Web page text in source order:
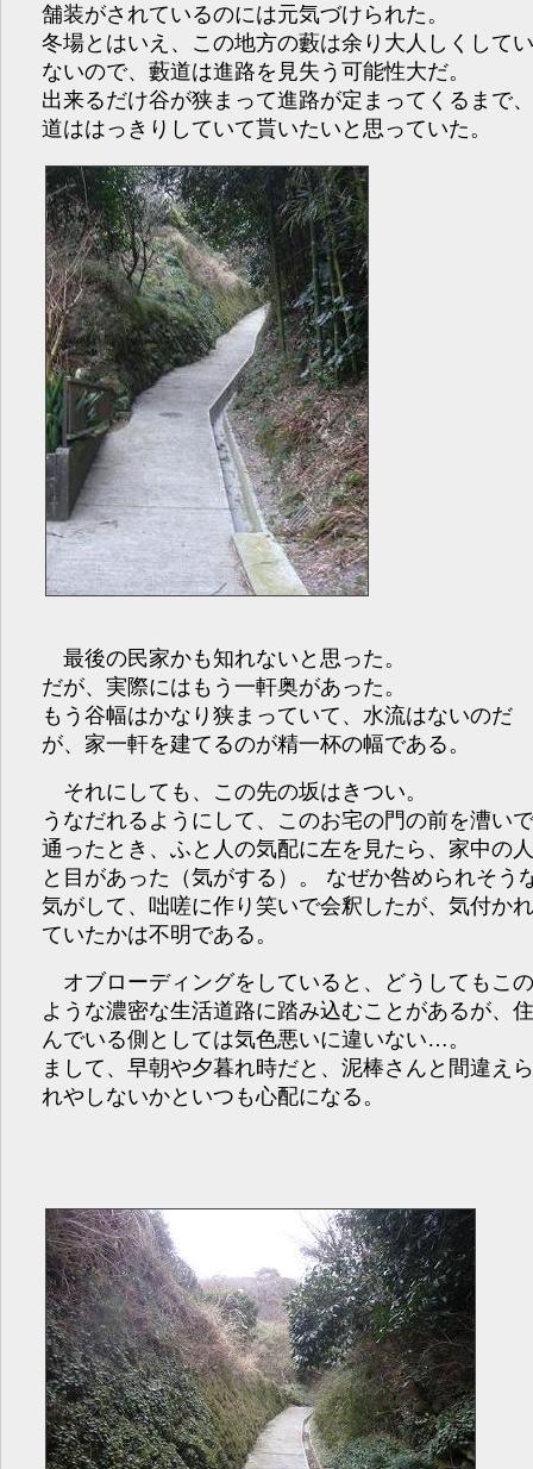
舗装がされているのには元気づけられた。
冬場とはいえ、この地方の藪は余り大人しくして
ないので、藪道は進路を見失う可能性大だ。
出来るだけ谷が狭まって進路が定まってくるまで
道ははっきりしていて貰いたいと思っていた。
最後の民家かも知れないと思った。
だが、実際にはもう一軒奥があった。
もう谷幅はかなり狭まっていて、水流はないのだ
が、家一軒を建てるのが精一杯の幅である。
それにしても、この先の坂はきつい。
うなだれるようにして、このお宅の門の前を漕い
通ったとき、ふと人の気配に左を見たら、家中の
と目があった（気がする）。 なぜか咎められそう
気がして、咄嗟に作り笑いで会釈したが、気付か
ていたかは不明である。
オブローディングをしていると、どうしてもこ
ような濃密な生活道路に踏み込むことがあるが、
んでいる側としては気色悪いに違いない…。
まして、早朝や夕暮れ時だと、泥棒さんと間違え
れやしないかといつも心配になる。